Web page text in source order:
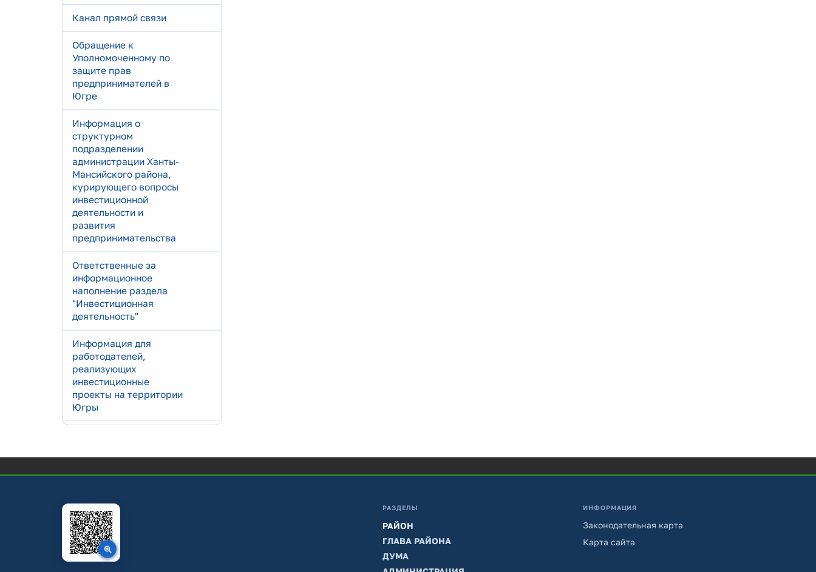
Канал прямой связи
Обращение к
Уполномоченному по
защите прав
предпринимателей в
Югре
Информация о
структурном
подразделении
администрации Ханты-
Мансийского района,
курирующего вопросы
инвестиционной
деятельности и
развития
предпринимательства
Ответственные за
информационное
наполнение раздела
"Инвестиционная
деятельность"
Информация для
работодателей,
реализующих
инвестиционные
проекты на территории
Югры
РАЗДЕЛЫ
РАЙОН
ГЛАВА РАЙОНА
ДУМА
ИНФОРМАЦИЯ
Законодательная карта
Карта сайта